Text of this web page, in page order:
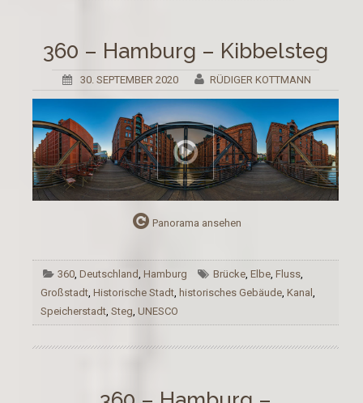
360 – Hamburg – Kibbelsteg
30. SEPTEMBER 2020 RÜDIGER KOTTMANN
Panorama ansehen
360 ,Deutschland Hamburg Brücke, Elbe, Fluss,
Großstadt Historische Stadt historisches Gebäude Kanal
Speicherstadt Steg UNESCO